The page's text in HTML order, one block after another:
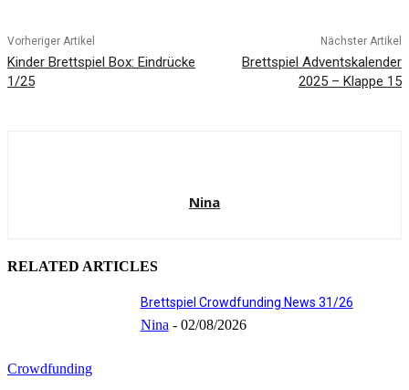
Vorheriger Artikel
Kinder Brettspiel Box: Eindrücke
1/25
Nächster Artikel
Brettspiel Adventskalender
2025 – Klappe 15
Nina
RELATED ARTICLES
Crowdfunding
Brettspiel Crowdfunding News 31/26
Nina - 02/08/2026